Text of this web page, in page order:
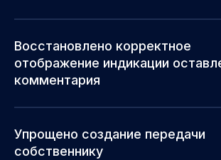
Восстановлено корректное
отображение индикации
комментария
Упрощено создание передачи
собственнику